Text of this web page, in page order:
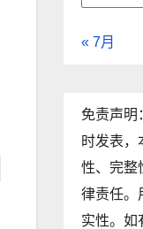
« 7月
免责声明
时发表，
性、完整
律责任。
实性。如